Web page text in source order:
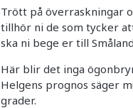
Trött på överraskningar
tillhör ni de som tycker
ska ni bege er till
Här blir det inga
Helgens prognos säger
grader.